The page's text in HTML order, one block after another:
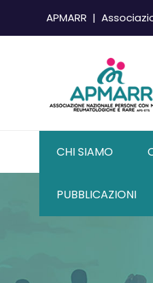
APMARR |
CHI SIAMO
PUBBLICAZIONI